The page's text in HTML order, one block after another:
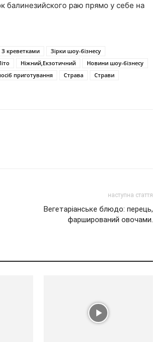
балинезийского раю прямо у себе на
З креветками
Зірки шоу-бізнесу
Ніжний,Екзотичний
Новини шоу-бізнесу
приготування Страва
Страви
наступна стаття
Вегетаріанське блюдо: перець,
фарширований овочами.